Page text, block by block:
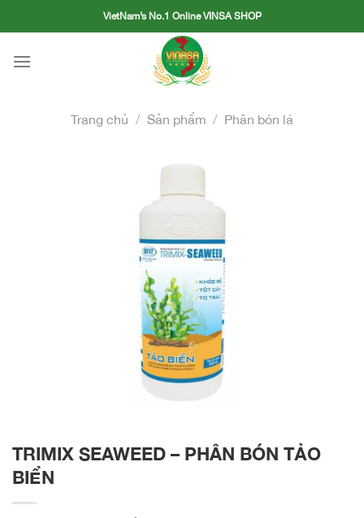
to
VietNam’s No.1 Online VINSA SHOP
Trang chủ / Sản phẩm / Phân bón lá
TRIMIX SEAWEED – PHÂN BÓN TẢO
BIỂN